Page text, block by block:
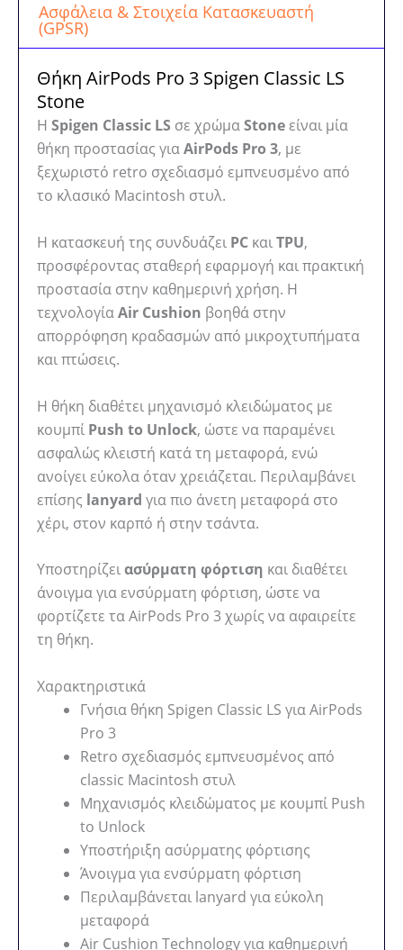
Ασφάλεια & Στοιχεία Κατασκευαστή
(GPSR)
Θήκη AirPods Pro 3 Spigen Classic LS
Stone
Η Spigen Classic LS σε χρώμαStoneείναι μία
θήκη προστασίας γιαAirPods Pro 3, με
ξεχωριστό retro σχεδιασμό εμπνευσμένο από
το κλασικό Macintosh στυλ.
Η κατασκευή της συνδυάζει PC καιTPU,
προσφέροντας σταθερή εφαρμογή και πρακτική
προστασία στην καθημερινή χρήση. Η
τεχνολογίαAir Cushion βοηθά στην
απορρόφηση κραδασμών από μικροχτυπήματα
και πτώσεις.
Η θήκη διαθέτει μηχανισμό κλειδώματος με
κουμπί Push to Unlock, ώστε να παραμένει
ασφαλώς κλειστή κατά τη μεταφορά, ενώ
ανοίγει εύκολα όταν χρειάζεται. Περιλαμβάνει
επίσης lanyard για πιο άνετη μεταφορά στο
χέρι, στον καρπό ή στην τσάντα.
Υποστηρίζειασύρματη φόρτιση και διαθέτει
άνοιγμα για ενσύρματη φόρτιση, ώστε να
φορτίζετε τα AirPods Pro 3 χωρίς να αφαιρείτε
τη θήκη.
Χαρακτηριστικά
Γνήσια θήκη Spigen Classic LS για AirPods
Pro 3
Retro σχεδιασμός εμπνευσμένος από
classic Macintosh στυλ
Μηχανισμός κλειδώματος με κουμπί Push
to Unlock
Υποστήριξη ασύρματης φόρτισης
Άνοιγμα για ενσύρματη φόρτιση
Περιλαμβάνεται lanyard για εύκολη
μεταφορά
Air Cushion Technology για καθημερινή